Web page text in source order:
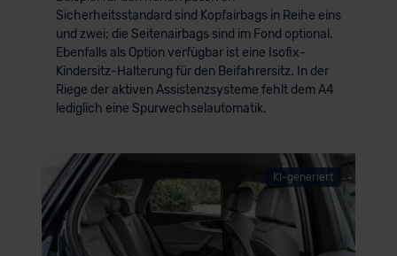
Sicherheitsstandard sind Kopfairbags in Reihe eins
und zwei; die Seitenairbags sind im Fond optional.
Ebenfalls als Option verfügbar ist eine Isofix-
Kindersitz-Halterung für den Beifahrersitz. In der
Riege der aktiven Assistenzsysteme fehlt dem A4
lediglich eine Spurwechselautomatik.
KI-generiert